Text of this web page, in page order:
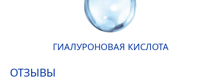
ГИАЛУРОНОВАЯ КИСЛОТА
ОТЗЫВЫ